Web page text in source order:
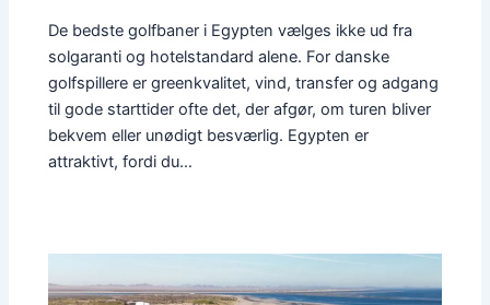
De bedste golfbaner i Egypten vælges ikke ud fra
solgaranti og hotelstandard alene. For danske
golfspillere er greenkvalitet, vind, transfer og adgang
til gode starttider ofte det, der afgør, om turen bliver
bekvem eller unødigt besværlig. Egypten er
attraktivt, fordi du…